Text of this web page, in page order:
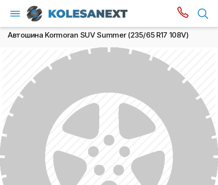
Автошина Kormoran SUV Summer (235/65 R17 108V)